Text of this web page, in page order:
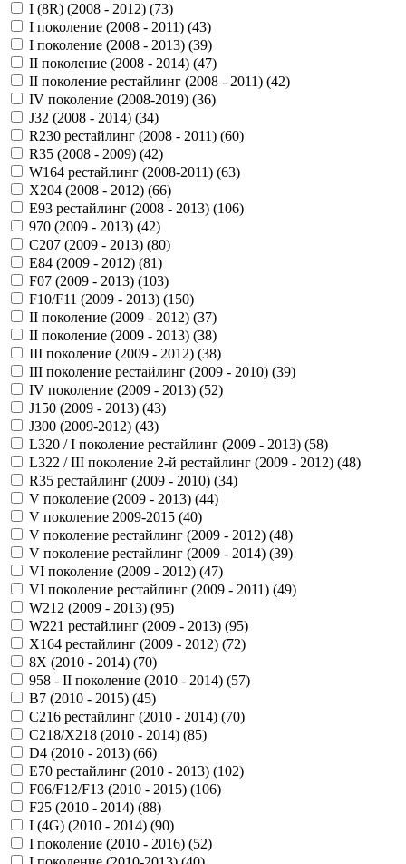
I (8R) (2008 - 2012) (73)
I поколение (2008 - 2011) (43)
I поколение (2008 - 2013) (39)
II поколение (2008 - 2014) (47)
II поколение рестайлинг (2008 - 2011) (42)
IV поколение (2008-2019) (36)
J32 (2008 - 2014) (34)
R230 рестайлинг (2008 - 2011) (60)
R35 (2008 - 2009) (42)
W164 рестайлинг (2008-2011) (63)
X204 (2008 - 2012) (66)
Е93 рестайлинг (2008 - 2013) (106)
970 (2009 - 2013) (42)
C207 (2009 - 2013) (80)
E84 (2009 - 2012) (81)
F07 (2009 - 2013) (103)
F10/F11 (2009 - 2013) (150)
II поколение (2009 - 2012) (37)
II поколение (2009 - 2013) (38)
III поколение (2009 - 2012) (38)
III поколение рестайлинг (2009 - 2010) (39)
IV поколение (2009 - 2013) (52)
J150 (2009 - 2013) (43)
J300 (2009-2012) (43)
L320 / I поколение рестайлинг (2009 - 2013) (58)
L322 / III поколение 2-й рестайлинг (2009 - 2012) (48)
R35 рестайлинг (2009 - 2010) (34)
V поколение (2009 - 2013) (44)
V поколение 2009-2015 (40)
V поколение рестайлинг (2009 - 2012) (48)
V поколение рестайлинг (2009 - 2014) (39)
VI поколение (2009 - 2012) (47)
VI поколение рестайлинг (2009 - 2011) (49)
W212 (2009 - 2013) (95)
W221 рестайлинг (2009 - 2013) (95)
X164 рестайлинг (2009 - 2012) (72)
8X (2010 - 2014) (70)
958 - II поколение (2010 - 2014) (57)
B7 (2010 - 2015) (45)
C216 рестайлинг (2010 - 2014) (70)
C218/X218 (2010 - 2014) (85)
D4 (2010 - 2013) (66)
E70 рестайлинг (2010 - 2013) (102)
F06/F12/F13 (2010 - 2015) (106)
F25 (2010 - 2014) (88)
I (4G) (2010 - 2014) (90)
I поколение (2010 - 2016) (52)